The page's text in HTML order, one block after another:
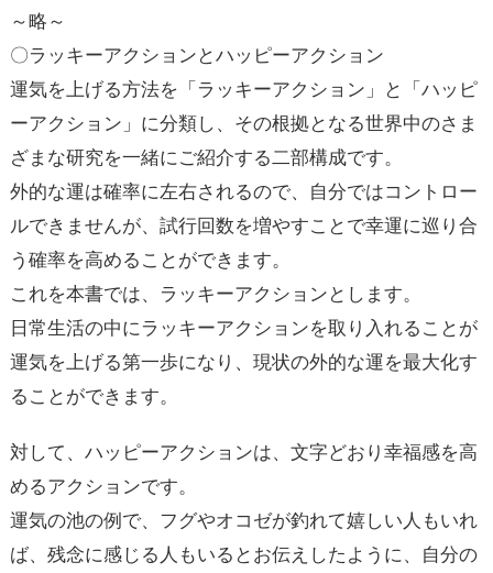
～略～
〇ラッキーアクションとハッピーアクション
運気を上げる方法を「ラッキーアクション」と「ハッピ
ーアクション」に分類し、その根拠となる世界中のさま
ざまな研究を一緒にご紹介する二部構成です。
外的な運は確率に左右されるので、自分ではコントロー
ルできませんが、試行回数を増やすことで幸運に巡り合
う確率を高めることができます。
これを本書では、ラッキーアクションとします。
日常生活の中にラッキーアクションを取り入れることが
運気を上げる第一歩になり、現状の外的な運を最大化す
ることができます。
対して、ハッピーアクションは、文字どおり幸福感を高
めるアクションです。
運気の池の例で、フグやオコゼが釣れて嬉しい人もいれ
ば、残念に感じる人もいるとお伝えしたように、自分の